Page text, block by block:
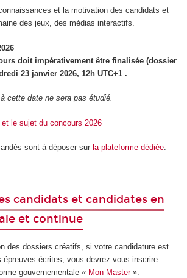
et la motivation des candidats et
des jeux, des médias interactifs.
doit impérativement être finalisée (dossier
23 janvier 2026, 12h UTC+1 .
cette date ne sera pas étudié.
le sujet du concours 2026
sont à déposer sur la plateforme dédiée.
candidats et candidates en
et continue
des dossiers créatifs, si votre candidature est
épreuves écrites, vous devrez vous inscrire
gouvernementale « Mon Master».